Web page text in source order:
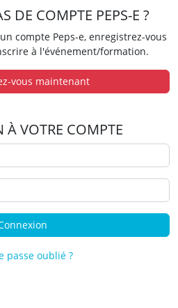
DE COMPTE PEPS-E ?
compte Peps-e, enregistrez-vous
à l'événement/formation.
vous maintenant
VOTRE COMPTE
passe oublié ?